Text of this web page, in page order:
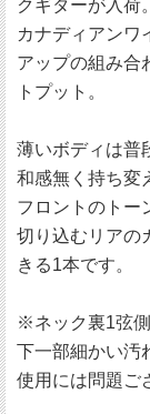
クギターが入荷。
カナディアンワ
アップの組み合
トプット。
薄いボディは普
和感無く持ち変
フロントのトー
切り込むリアの
きる1本です。
※ネック裏1弦
下一部細かい
使用には問題ご